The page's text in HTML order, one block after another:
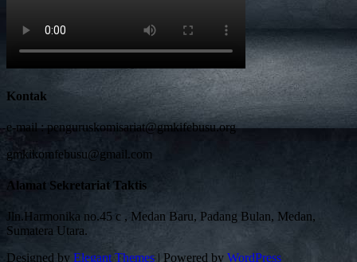
Kontak
e-mail :penguruskomisariat@gmkifebusu.org
gmkikomfebusu@gmail.com
Alamat Sekretariat Taktis
Jln.Harmonika no.45 c , Medan Baru, Padang Bulan, Medan,
Sumatera Utara.
Designed by Elegant Themes | Powered by WordPress